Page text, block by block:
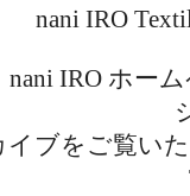
nani IRO
nani IRO ホー
イブを ご覧い